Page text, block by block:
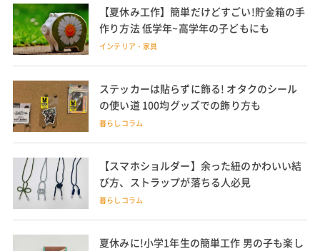
【夏休み工作】簡単だけどすごい!貯金箱の手
作り方法 低学年~高学年の子どもにも
インテリア・家具
ステッカーは貼らずに飾る! オタクのシール
の使い道 100均グッズでの飾り方も
暮らしコラム
【スマホショルダー】余った紐のかわいい結
び方、ストラップが落ちる人必見
暮らしコラム
夏休みに!小学1年生の簡単工作 男の子も楽し